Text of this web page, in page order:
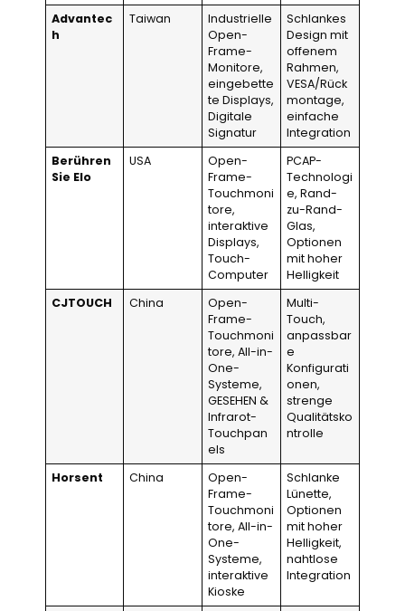
Advantec
h
Taiwan
Industrielle
Open-
Frame-
Monitore,
eingebette
te Displays,
Digitale
Signatur
Schlankes
Design mit
offenem
Rahmen,
VESA/Rück
montage,
einfache
Integration
Berühren
Sie Elo
USA
Open-
Frame-
Touchmoni
tore,
interaktive
Displays,
Touch-
Computer
PCAP-
Technologi
e, Rand-
zu-Rand-
Glas,
Optionen
mit hoher
Helligkeit
CJTOUCH
China
Open-
Frame-
Touchmoni
tore, All-in-
One-
Systeme,
GESEHEN &
Infrarot-
Touchpan
els
Multi-
Touch,
anpassbar
e
Konfigurati
onen,
strenge
Qualitätsko
ntrolle
Horsent China
Open-
Frame-
Touchmoni
tore, All-in-
One-
Systeme,
interaktive
Kioske
Schlanke
Lünette,
Optionen
mit hoher
Helligkeit,
nahtlose
Integration